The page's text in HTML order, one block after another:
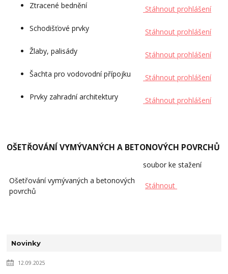
Novinky
12.09.2025
Ztracené bednění
Stáhnout prohlášení
Schodišťové prvky
Stáhnout prohlášení
Žlaby, palisády
Stáhnout prohlášení
Šachta pro vodovodní přípojku
Stáhnout prohlášení
Prvky zahradní architektury
Stáhnout prohlášení
OŠETŘOVÁNÍ VYMÝVANÝCH A BETONOVÝCH POVRCHŮ
soubor ke stažení
Ošetřování vymývaných a betonových
povrchů
Stáhnout